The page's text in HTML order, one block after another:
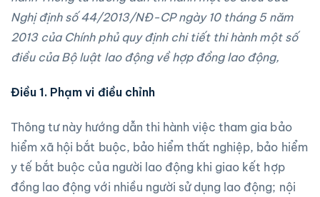
Nghị định số 44/2013/NĐ-CP ngày 10 tháng 5 năm
2013 của Chính phủ quy định chi tiết thi hành một số
điều của Bộ luật lao động về hợp đồng lao động,
Điều 1. Phạm vi điều chỉnh
Thông tư này hướng dẫn thi hành việc tham gia bảo
hiểm xã hội bắt buộc, bảo hiểm thất nghiệp, bảo hiểm
y tế bắt buộc của người lao động khi giao kết hợp
đồng lao động với nhiều người sử dụng lao động; nội